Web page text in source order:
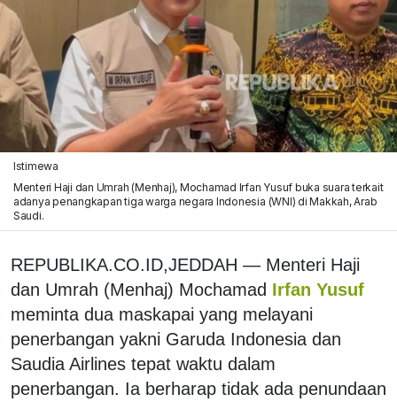
Istimewa
Menteri Haji dan Umrah (Menhaj), Mochamad Irfan Yusuf buka suara terkait
adanya penangkapan tiga warga negara Indonesia (WNI) di Makkah, Arab
Saudi.
REPUBLIKA.CO.ID,JEDDAH — Menteri Haji
dan Umrah (Menhaj) Mochamad Irfan Yusuf
meminta dua maskapai yang melayani
penerbangan yakni Garuda Indonesia dan
Saudia Airlines tepat waktu dalam
penerbangan. Ia berharap tidak ada penundaan